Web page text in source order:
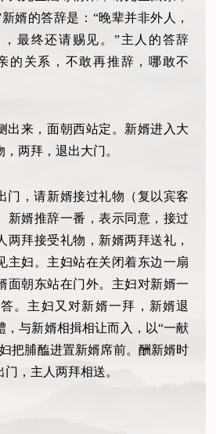
婿的答辞是：“晚辈并非外人，
最终还请赐见。”主人的答辞
的关系，不敢再推辞，哪敢不
出来，面朝西站定。新婿进入大
两拜，退出大门。
门，请新婿接过礼物（复以宾客
新婿推辞一番，表示同意，接过
两拜接受礼物，新婿两拜送礼，
主妇。主妇站在关闭着东边一扇
面朝东站在门外。主妇对新婿一
。主妇又对新婿一拜，新婿退
，与新婿相揖相让而入，以“一献
把脯醢进置新婿席前。酬新婿时
，主人两拜相送。